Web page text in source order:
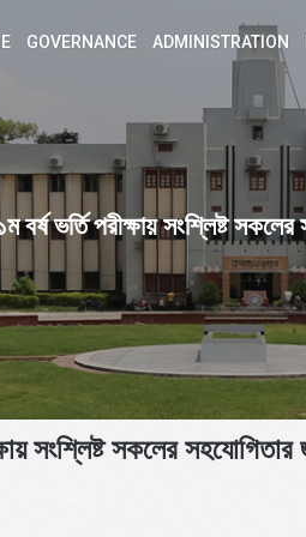
GOVERNANCE ADMINISTRATION
ভর্তি পরীক্ষায় সংশ্লিষ্ট
সংশ্লিষ্ট সকলের সহযোগিতার